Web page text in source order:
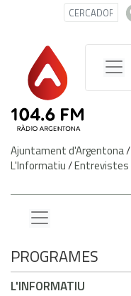
Ajuntament d'Argentona/
L'Informatiu/Entrevistes
PROGRAMES
L'INFORMATIU